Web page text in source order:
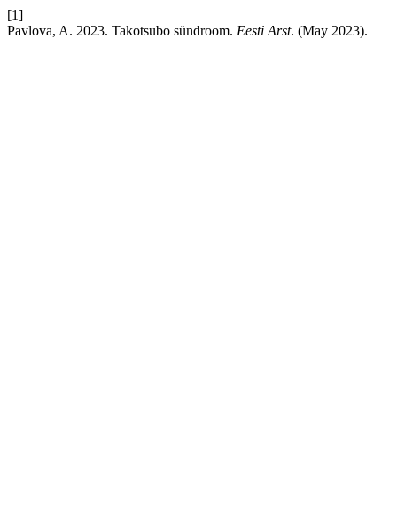
[1]
Pavlova, A. 2023. Takotsubo sündroom. Eesti Arst. (May 2023).